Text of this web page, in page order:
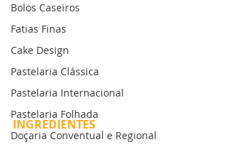
Bolos Caseiros
Fatias Finas
Cake Design
Pastelaria Clássica
Pastelaria Internacional
Pastelaria Folhada
Doçaria Conventual e Regional
INGREDIENTES